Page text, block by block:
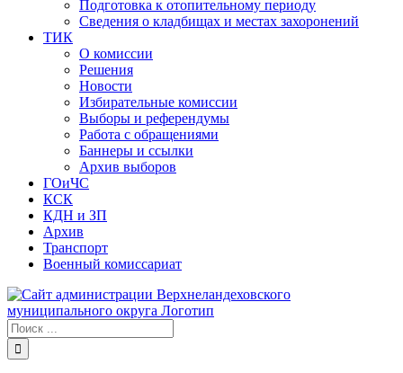
Подготовка к отопительному периоду
Сведения о кладбищах и местах захоронений
ТИК
О комиссии
Решения
Новости
Избирательные комиссии
Выборы и референдумы
Работа с обращениями
Баннеры и ссылки
Архив выборов
ГОиЧС
КСК
КДН и ЗП
Архив
Транспорт
Военный комиссариат
Результат
поиска: